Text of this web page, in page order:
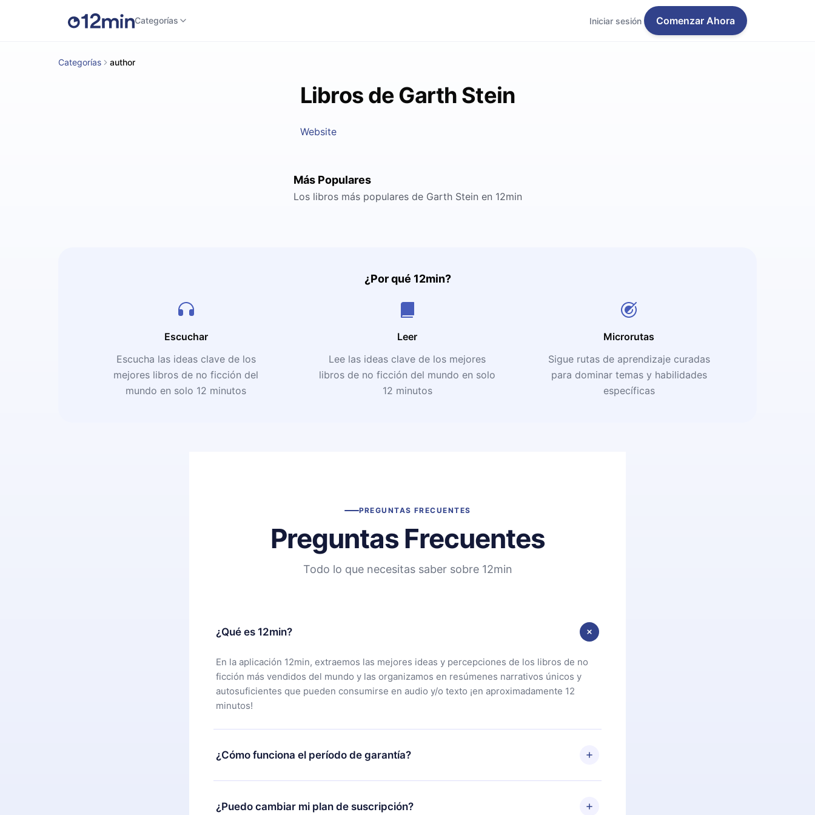
Categorías Iniciar sesión Comenzar Ahora
Categorías author
Libros de Garth Stein
Website
Más Populares
Los libros más populares de Garth Stein en 12min
¿Por qué 12min?
Escuchar
Escucha las ideas clave de los
mejores libros de no ficción del
mundo en solo 12 minutos
Leer
Lee las ideas clave de los mejores
libros de no ficción del mundo en solo
12 minutos
Microrutas
Sigue rutas de aprendizaje curadas
para dominar temas y habilidades
específicas
PREGUNTAS FRECUENTES
Preguntas Frecuentes
Todo lo que necesitas saber sobre 12min
¿Qué es 12min?
En la aplicación 12min, extraemos las mejores ideas y percepciones de los libros de no
ficción más vendidos del mundo y las organizamos en resúmenes narrativos únicos y
autosuficientes que pueden consumirse en audio y/o texto ¡en aproximadamente 12
minutos!
¿Cómo funciona el período de garantía?
Puedes descargar nuestra aplicación y comenzar a disfrutar de nuestra biblioteca. Si por
alguna razón no estás satisfecho con nuestra plataforma, simplemente contacta a
¿Puedo cambiar mi plan de suscripción?